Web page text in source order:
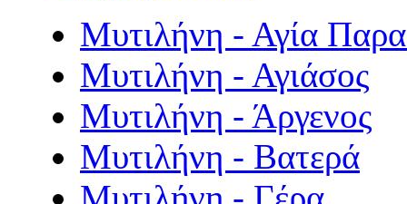
Μυτιλήνη - Αγία
Μυτιλήνη - Αγιάσος
Μυτιλήνη - Άργενος
Μυτιλήνη - Βατερά